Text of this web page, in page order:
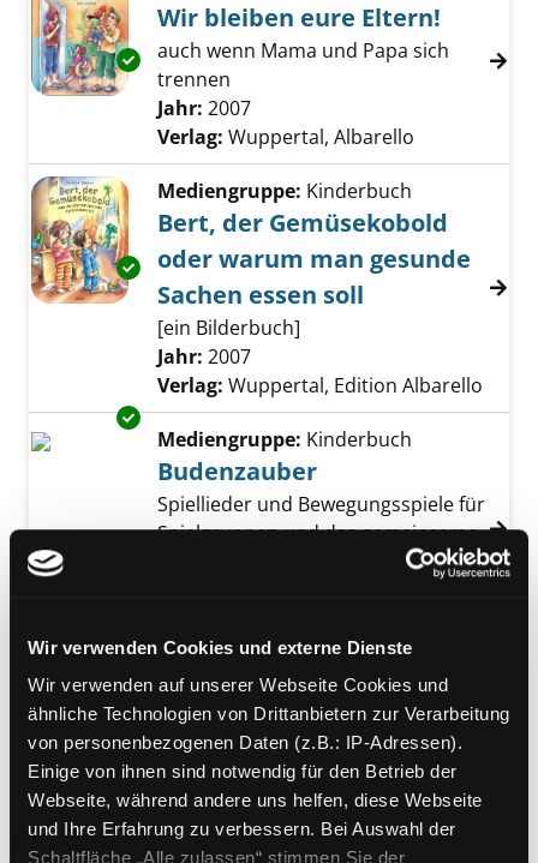
Wir verwenden Cookies und externe Dienste
Wir verwenden auf unserer Webseite Cookies und
ähnliche Technologien von Drittanbietern zur Verarbeitung
von personenbezogenen Daten (z.B.: IP-Adressen).
Einige von ihnen sind notwendig für den Betrieb der
Webseite, während andere uns helfen, diese Webseite
und Ihre Erfahrung zu verbessern. Bei Auswahl der
Schaltfläche „Alle zulassen“ stimmen Sie der
Exemplar-Details von Wir bleiben eure
Wir bleiben eure Eltern!
auch wenn Mama und Papa sich
trennen
Suche nach diesem Verfasser
Jahr: 2007
Verlag: Wuppertal, Albarello
Exemplar-Details von Bert, der
Mediengruppe: Kinderbuch
Bert, der Gemüsekobold
oder warum man gesunde
Sachen essen soll
[ein Bilderbuch]
Suche nach diesem Verfasser
Jahr: 2007
Verlag: Wuppertal, Edition Albarello
Exemplar-Details von Budenzauber anzeigen
Mediengruppe: Kinderbuch
Budenzauber
Spiellieder und Bewegungsspiele für
Spielgruppen und das gemeinsame
Exemplar-Details von Clown Kallis fröhlicher
Mediengruppe: Kinderbuch
Clown Kallis fröhlicher
Sprachzirkus
ein Mitmach-Bilderbuch zur
Sprachförderung
Suche nach diesem Verfasser
Jahr:2011Verlag: Haan, Albarello